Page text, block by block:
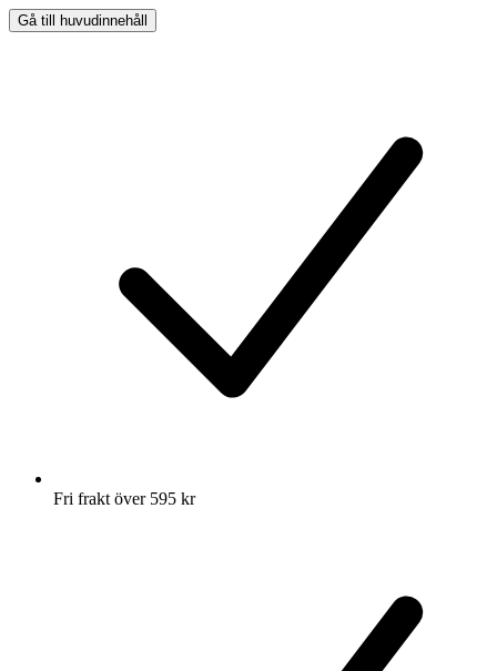
Gå till huvudinnehåll
Fri frakt över 595 kr